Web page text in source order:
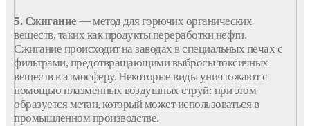
5. Сжигание— метод для горючих органических
веществ, таких как продуктыпереработкинефти.
Сжигание происходит назаводах в специальных печах с
фильтрами, предотвращающими выбросы токсичных
веществ в атмосферу. Некоторыевидыуничтожают с
помощью плазменных воздушных струй: при этом
образуетсяметан, который может использоваться в
промышленном производстве.